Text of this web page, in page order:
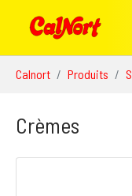
Calnort Produits
Crèmes